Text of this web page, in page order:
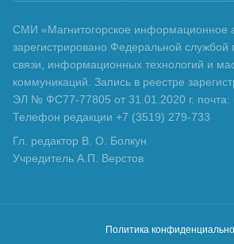
СМИ «Магнитогорское информационное
зарегистрировано Федеральной службой
связи, информационных технологий и
коммуникаций. Запись в реестре
ЭЛ № ФС77-77805 от 31.01.2020 г. почта:
Телефон редакции +7 (3519) 279-733
Гл. редактор В. О. Болкун
Учредитель А.П. Верстов
Политика